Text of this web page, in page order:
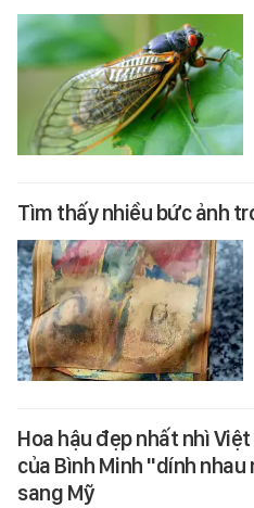
Tìm thấy nhiều bức ảnh
Hoa hậu đẹp nhất nhì
của Bình Minh "dính
sang Mỹ